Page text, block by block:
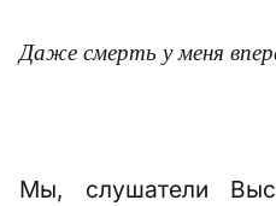
Даже смерть у меня
Мы, слушатели